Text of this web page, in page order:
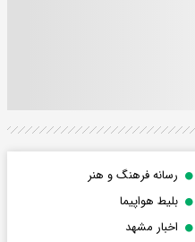
رسانه فرهنگ و هنر
بلیط هواپیما
اخبار مشهد